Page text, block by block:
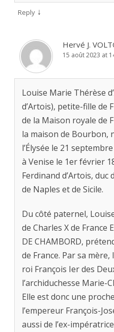
Reply ↓
Hervé J.
15 août 2023 at
Louise Marie Thérèse
d’Artois), petite-fille de
de la Maison royale de
la maison de Bourbon,
l’Élysée le 21
à Venise le 1er février
Ferdinand d’Artois,
de Naples et de Sicile.
Du côté paternel,
de Charles X de France
DE CHAMBORD,
de France. Par sa
roi François Ier des
l’archiduchesse Marie-
Elle est donc une
l’empereur François-
aussi de l’ex-